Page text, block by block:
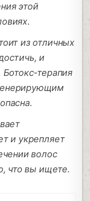
этой
из отличных
и
терапия
и укрепляет
волос
что вы ищете.